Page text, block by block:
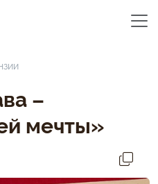
–
мечты»